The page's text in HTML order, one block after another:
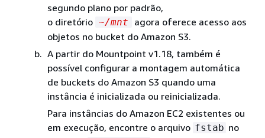
segundo plano por padrão,
o diretório ~/mnt
agora oferece acesso aos
objetos no bucket do Amazon S3.
A partir do Mountpoint v1.18, também é
possível configurar a montagem automática
de buckets do Amazon S3 quando uma
instância é inicializada ou reinicializada.
Para instâncias do Amazon EC2 existentes ou
em execução, encontre o arquivo fstab no